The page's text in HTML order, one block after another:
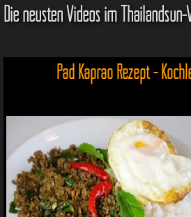
Die neusten Videos im
Pad Kaprao Rezept -